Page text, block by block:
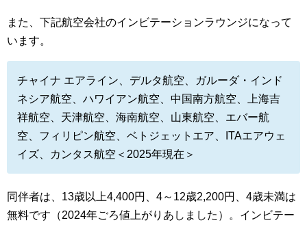
また、下記航空会社のインビテーションラウンジになって
います。
チャイナ エアライン、デルタ航空、ガルーダ・インド
ネシア航空、ハワイアン航空、中国南方航空、上海吉
祥航空、天津航空、海南航空、山東航空、エバー航
空、フィリピン航空、ベトジェットエア、ITAエアウェ
イズ、カンタス航空＜2025年現在＞
同伴者は、13歳以上4,400円、4～12歳2,200円、4歳未満は
無料です（2024年ごろ値上がりあしました）。インビテー